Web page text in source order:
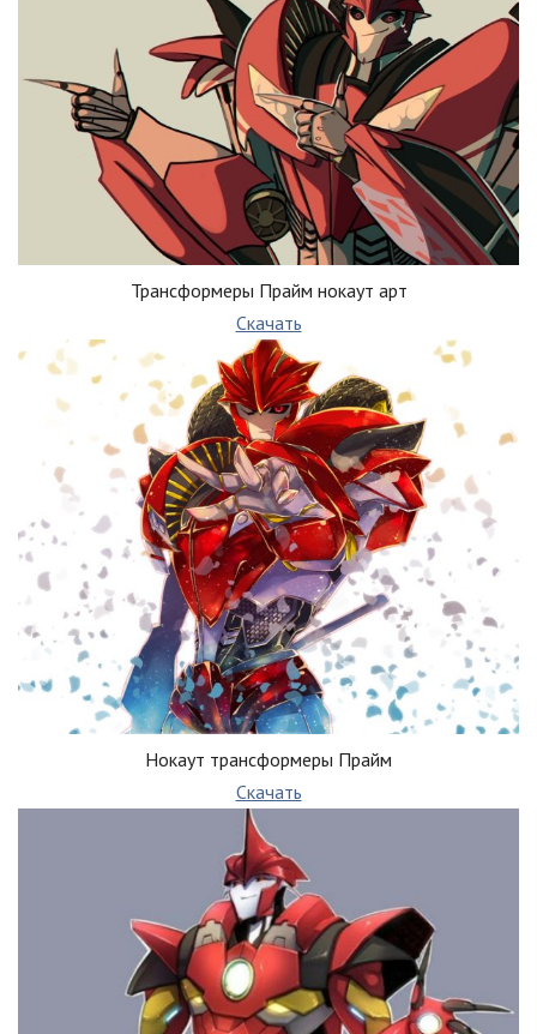
Трансформеры Прайм нокаут арт
Скачать
Нокаут трансформеры Прайм
Скачать